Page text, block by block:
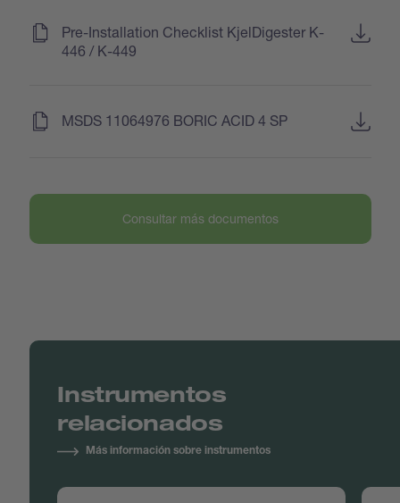
Pre-Installation Checklist KjelDigester K-
446 / K-449
MSDS 11064976 BORIC ACID 4 SP
Consultar más documentos
Instrumentos
relacionados
Más información sobre instrumentos